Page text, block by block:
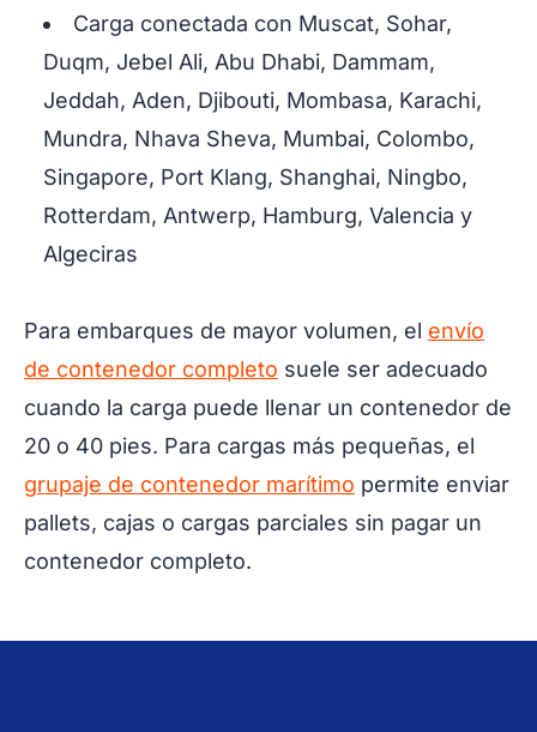
Carga conectada con Muscat, Sohar,
Duqm, Jebel Ali, Abu Dhabi, Dammam,
Jeddah, Aden, Djibouti, Mombasa, Karachi,
Mundra, Nhava Sheva, Mumbai, Colombo,
Singapore, Port Klang, Shanghai, Ningbo,
Rotterdam, Antwerp, Hamburg, Valencia y
Algeciras
Para embarques de mayor volumen, el envío
de contenedor completo suele ser adecuado
cuando la carga puede llenar un contenedor de
20 o 40 pies. Para cargas más pequeñas, el
grupaje de contenedor marítimo permite enviar
pallets, cajas o cargas parciales sin pagar un
contenedor completo.